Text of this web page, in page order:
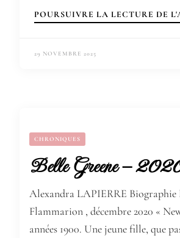
POURSUIVRE LA LECTURE DE
29 NOVEMBRE 2025
CHRONIQUES
Belle Greene –
Alexandra LAPIERRE
Flammarion , décembre 2020 «
années 1900. Une jeune fille, que